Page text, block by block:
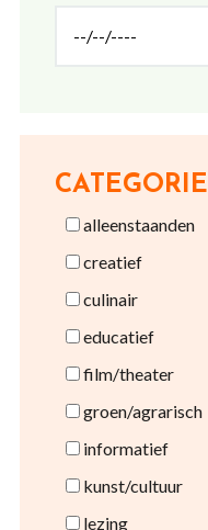
CATEGORIE
alleenstaanden
creatief
culinair
educatief
film/theater
groen/agrarisch
informatief
kunst/cultuur
lezing